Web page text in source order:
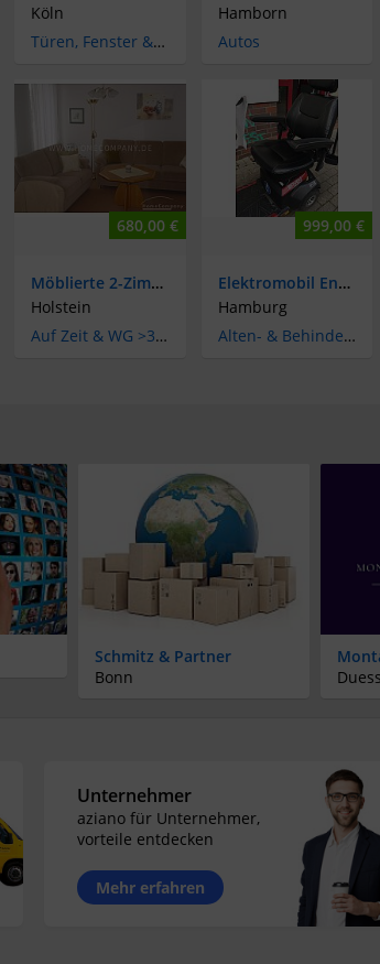
Köln
Türen, Fenster & Beschläge
Hamborn
Autos
680,00 €
Möblierte 2-Zimmer-Wohnung in Lübeck-St. Lorenz Nord
Holstein
Auf Zeit & WG >30 Tage
999,00 €
Elektromobil Envoy
Hamburg
Alten- & Behindertenpflege
Schmitz & Partner
Bonn
Unternehmer
aziano für Unternehmer,
vorteile entdecken
Mehr erfahren